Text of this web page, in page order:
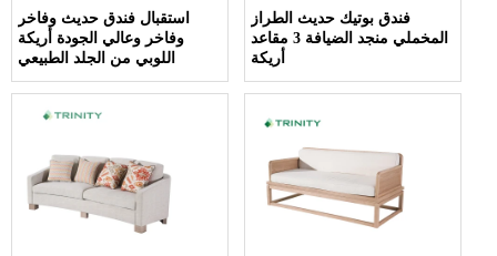
استقبال فندق حديث وفاخر
وفاخر وعالي الجودة أريكة
اللوبي من الجلد الطبيعي
فندق بوتيك حديث الطراز
المخملي منجد الضيافة 3 مقاعد
أريكة